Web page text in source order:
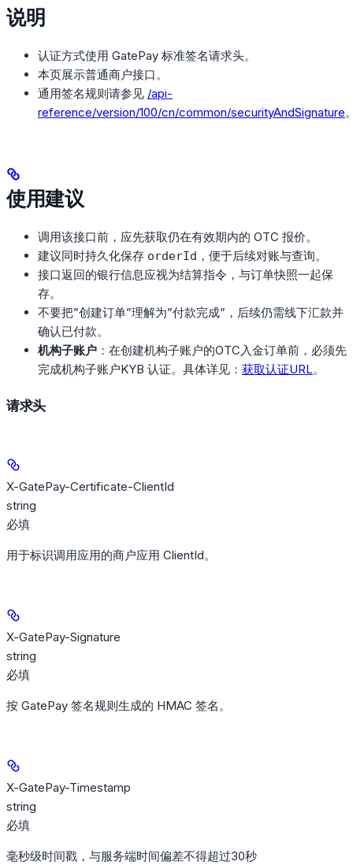
说明
认证方式使用 GatePay 标准签名请求头。
本页展示普通商户接口。
通用签名规则请参见 /api-
reference/version/100/cn/common/securityAndSignature
使用建议
调用该接口前，应先获取仍在有效期内的 OTC 报价。
建议同时持久化保存 orderId ，便于后续对账与查询。
接口返回的银行信息应视为结算指令，与订单快照一起保
存。
不要把”创建订单”理解为”付款完成”，后续仍需线下汇款并
确认已付款。
机构子账户 ：在创建机构子账户的OTC入金订单前，必须先
完成机构子账户KYB 认证。具体详见： 获取认证URL。
请求头
X-GatePay-Certificate-ClientId
string
必填
用于标识调用应用的商户应用 ClientId。
X-GatePay-Signature
string
必填
按 GatePay 签名规则生成的 HMAC 签名。
X-GatePay-Timestamp
string
必填
毫秒级时间戳，与服务端时间偏差不得超过30秒